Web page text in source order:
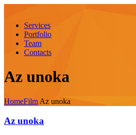
Services
Portfolio
Team
Contacts
Az unoka
HomeFilm Az unoka
Az unoka